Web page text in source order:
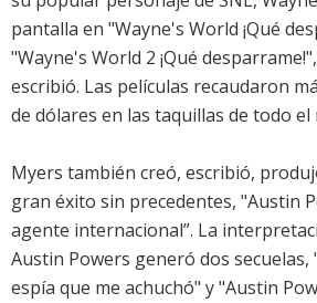
pantalla en "Wayne's World ¡Qué
"Wayne's World 2 ¡Qué
escribió. Las películas recaudaron
de dólares en las taquillas de todo el
Myers también creó, escribió,
gran éxito sin precedentes, "Austin
agente internacional”. La
Austin Powers generó dos secuelas,
espía que me achuchó" y "Austin